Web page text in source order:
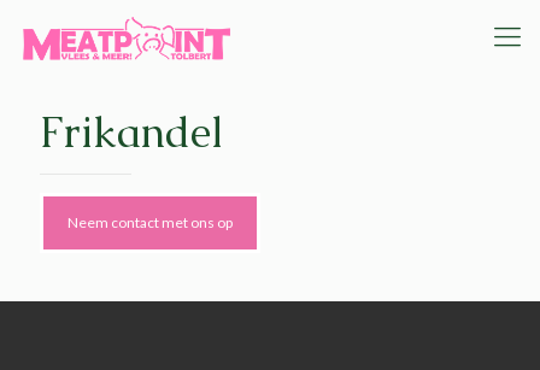
Frikandel
Neem contact met ons op